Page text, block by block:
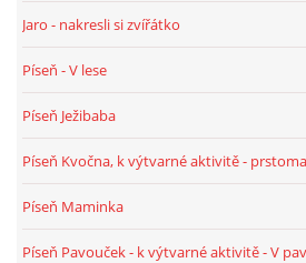
KREATIVNÍ OVOCNÉ A ZELENINOVÉ
RECENZE NA HRAČKY
Jaro - nakresli si zvířátko
Píseň - V lese
Píseň Ježibaba
Píseň Kvočna, k výtvarné aktivitě -
Píseň Maminka
Píseň Pavouček - k výtvarné aktivitě - V